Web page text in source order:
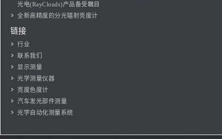
光电(RayClouds)产品备受瞩目
全新高精度的分光辐射亮度计
链接
行业
联系我们
显示测量
光学测量仪器
亮度色度计
汽车发光部件测量
光学自动化测量系统